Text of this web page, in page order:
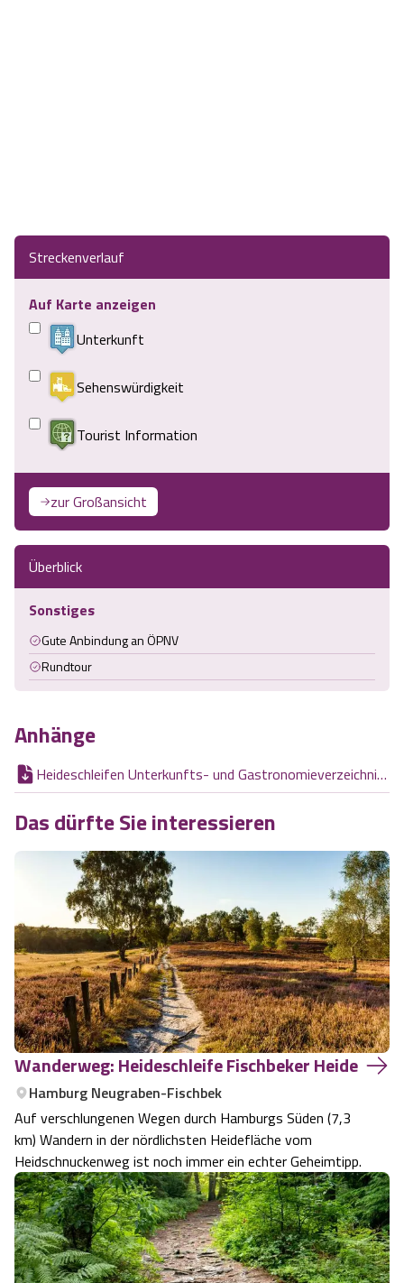
Anhänge
Heideschleifen Unterkunfts- und Gastronomieverzeichnis.pdf
Das dürfte Sie interessieren
Wanderweg: Heideschleife Fischbeker Heide
Hamburg Neugraben-Fischbek
Auf verschlungenen Wegen durch Hamburgs Süden (7,3
km) Wandern in der nördlichsten Heidefläche vom
Heidschnuckenweg ist noch immer ein echter Geheimtipp.
Streckenverlauf
Auf Karte anzeigen
Unterkunft
Sehenswürdigkeit
Tourist Information
zur Großansicht
Überblick
Sonstiges
Gute Anbindung an ÖPNV
Rundtour